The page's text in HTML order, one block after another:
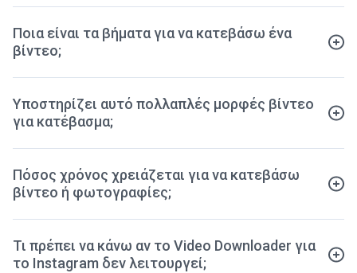
Ποια είναι τα βήματα για να κατεβάσω ένα
βίντεο;
Υποστηρίζει αυτό πολλαπλές μορφές βίντεο
για κατέβασμα;
Πόσος χρόνος χρειάζεται για να κατεβάσω
βίντεο ή φωτογραφίες;
Τι πρέπει να κάνω αν το Video Downloader για
το Instagram δεν λειτουργεί;